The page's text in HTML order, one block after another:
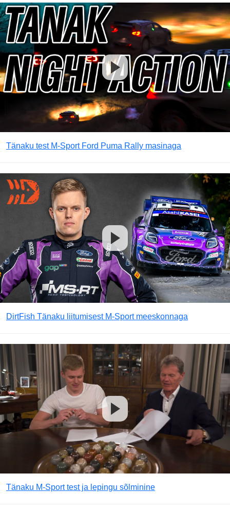
Tänaku test M-Sport Ford Puma Rally masinaga
DirtFish Tänaku liitumisest M-Sport meeskonnaga
Tänaku M-Sport test ja lepingu sõlminine